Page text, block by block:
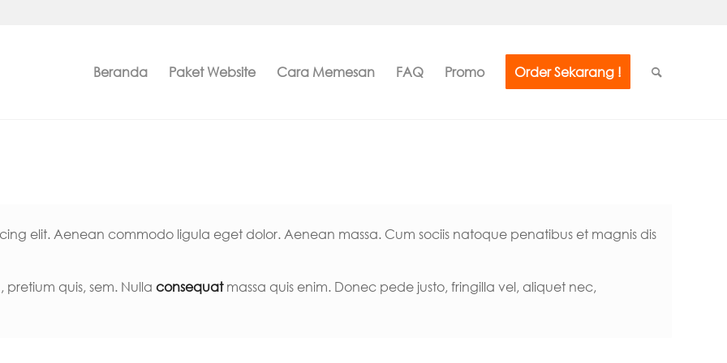
Beranda Paket Website Cara Memesan FAQ Promo Order Sekarang !
elit. Aenean commodo ligula eget dolor. Aenean massa. Cum sociis natoque penatibus et magnis dis
quis, sem. Nulla consequatmassa quis enim. Donec pede justo, fringilla vel, aliquet nec,